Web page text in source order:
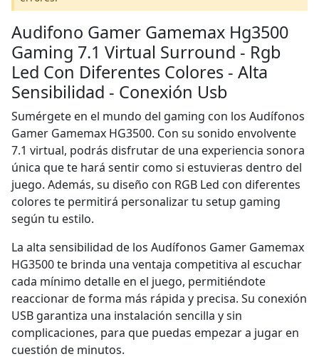
Audifono Gamer Gamemax Hg3500
Gaming 7.1 Virtual Surround - Rgb
Led Con Diferentes Colores - Alta
Sensibilidad - Conexión Usb
Sumérgete en el mundo del gaming con los Audífonos
Gamer Gamemax HG3500. Con su sonido envolvente
7.1 virtual, podrás disfrutar de una experiencia sonora
única que te hará sentir como si estuvieras dentro del
juego. Además, su diseño con RGB Led con diferentes
colores te permitirá personalizar tu setup gaming
según tu estilo.
La alta sensibilidad de los Audífonos Gamer Gamemax
HG3500 te brinda una ventaja competitiva al escuchar
cada mínimo detalle en el juego, permitiéndote
reaccionar de forma más rápida y precisa. Su conexión
USB garantiza una instalación sencilla y sin
complicaciones, para que puedas empezar a jugar en
cuestión de minutos.